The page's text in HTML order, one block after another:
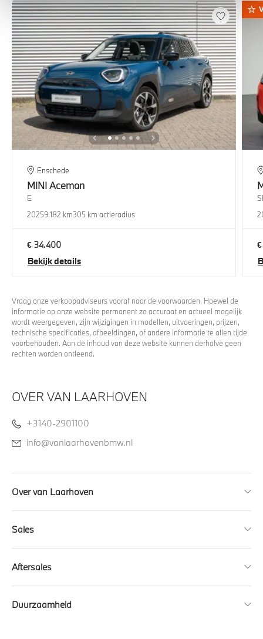
Enschede
MINIAceman
E
20259.182 km305 km actieradius
€ 34.400
Bekijk details
Vraag onze verkoopadviseurs vooraf naar de voorwaarden. Hoewel de
informatie op onze website permanent zo accuraat en actueel mogelijk
wordt weergegeven, zijn wijzigingen in modellen, uitvoeringen, prijzen,
technische specificaties, afbeeldingen, of andere informatie te allen tijde
voorbehouden. Aan de inhoud van deze website kunnen derhalve geen
rechten worden ontleend.
OVER VAN LAARHOVEN
+3140-2901100
info@vanlaarhovenbmw.nl
Over van Laarhoven
Sales
Aftersales
Duurzaamheid